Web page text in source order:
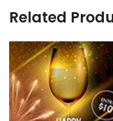
Related